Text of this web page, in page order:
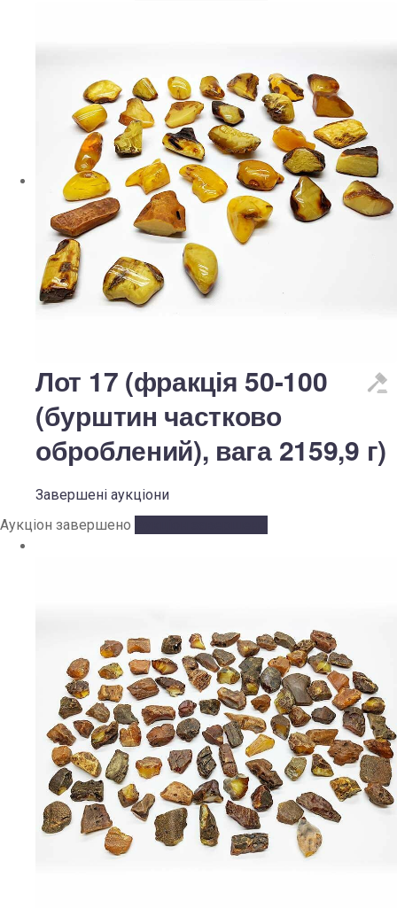
Лот 17 (фракція 50-100
(бурштин частково
оброблений), вага 2159,9 г)
Завершені аукціони
Аукціон завершено